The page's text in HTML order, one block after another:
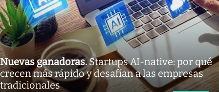
Nuevas ganadoras.Startups AI-native: por qué
crecen más rápido y desafían a las empresas
tradicionales